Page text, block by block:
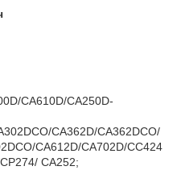
CA610D/CA250D-
CA362D/CA362DCO/
CA612D/CA702D/CC424
CA252;